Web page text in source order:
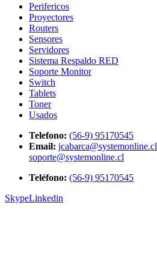
Perifericos
Proyectores
Routers
Sensores
Servidores
Sistema Respaldo RED
Soporte Monitor
Switch
Tablets
Toner
Usados
Telefono: (56-9) 95170545
Email: jcabarca@systemonline.cl
soporte@systemonline.cl
Teléfono: (56-9) 95170545
SkypeLinkedin